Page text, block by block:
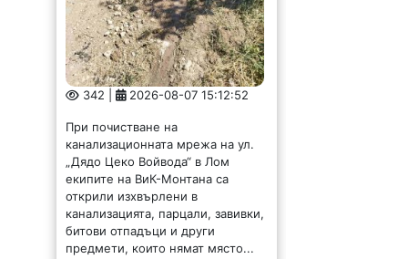
342 | 2026-08-07 15:12:52
При почистване на
канализационната мрежа на ул.
„Дядо Цеко Войвода“ в Лом
екипите на ВиК-Монтана са
открили изхвърлени в
канализацията, парцали, завивки,
битови отпадъци и други
предмети, които нямат място...